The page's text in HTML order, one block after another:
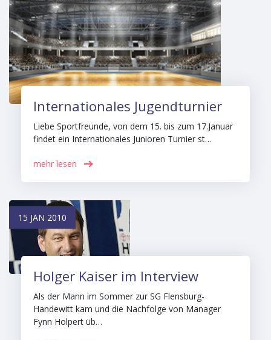
Internationales Jugendturnier
Liebe Sportfreunde, von dem 15. bis zum 17.Januar
findet ein Internationales Junioren Turnier st…
mehr lesen
15 JAN 2010
Holger Kaiser im Interview
Als der Mann im Sommer zur SG Flensburg-
Handewitt kam und die Nachfolge von Manager
Fynn Holpert üb…